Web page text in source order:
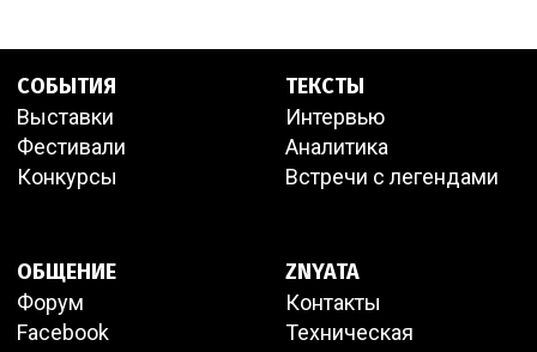
СОБЫТИЯ
Выставки
Фестивали
Конкурсы
ТЕКСТЫ
Интервью
Аналитика
Встречи с легендами
ОБЩЕНИЕ
Форум
Facebook
ZNYATA
Контакты
Техническая